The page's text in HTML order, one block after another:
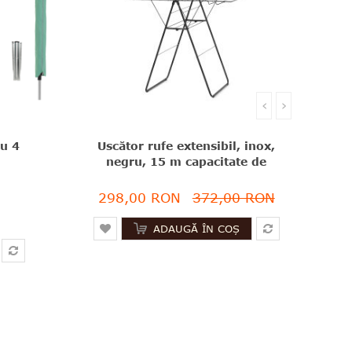
4
Uscător rufe extensibil, inox,
negru, 15 m capacitate de
8710755403347
298,00 RON 372,00 RON
ADAUGĂ ÎN COȘ
‹ ›